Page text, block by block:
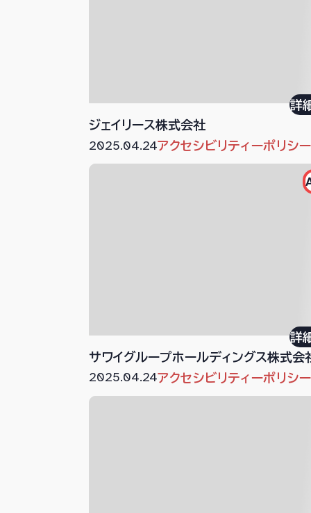
ジェイリース株式会社
詳
2025.04.24アクセシビリティーポリシー
サワイグループホールディングス株式会
詳
2025.04.24アクセシビリティーポリシー